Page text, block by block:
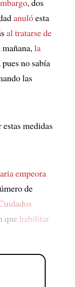
, dos
anulóesta
al tratarse de
la
pues no sabía
las
medidas
empeora
de
que habilitar